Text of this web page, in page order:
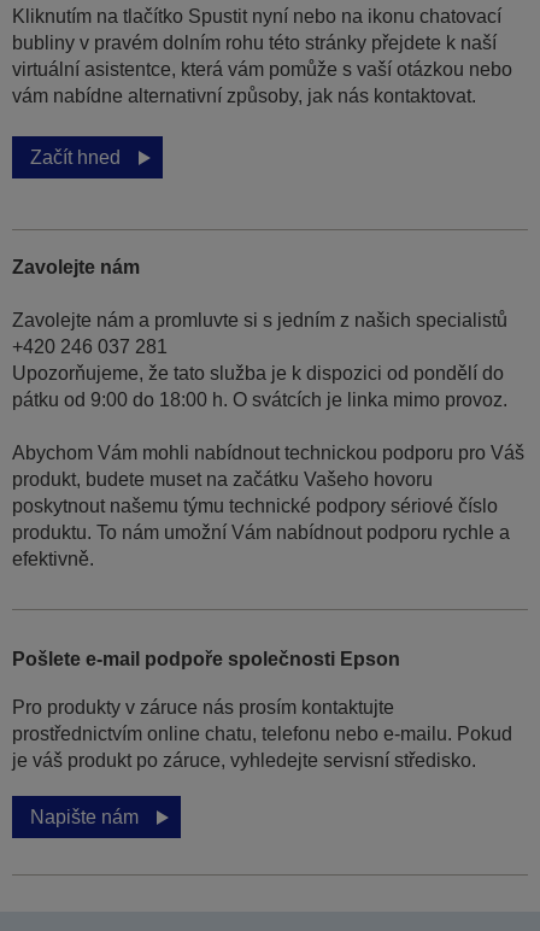
Kliknutím na tlačítko Spustit nyní nebo na ikonu chatovací
bubliny v pravém dolním rohu této stránky přejdete k naší
virtuální asistentce, která vám pomůže s vaší otázkou nebo
vám nabídne alternativní způsoby, jak nás kontaktovat.
Začít hned
Zavolejte nám
Zavolejte nám a promluvte si s jedním z našich specialistů
+420 246 037 281
Upozorňujeme, že tato služba je k dispozici od pondělí do
pátku od 9:00 do 18:00 h. O svátcích je linka mimo provoz.
Abychom Vám mohli nabídnout technickou podporu pro Váš
produkt, budete muset na začátku Vašeho hovoru
poskytnout našemu týmu technické podpory sériové číslo
produktu. To nám umožní Vám nabídnout podporu rychle a
efektivně.
Pošlete e-mail podpoře společnosti Epson
Pro produkty v záruce nás prosím kontaktujte
prostřednictvím online chatu, telefonu nebo e-mailu. Pokud
je váš produkt po záruce, vyhledejte servisní středisko.
Napište nám